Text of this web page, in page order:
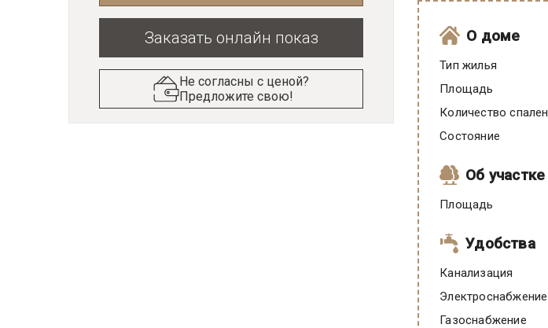
Заказать онлайн показ
Не согласны с ценой?
Предложите свою!
О доме
Тип жилья
Площадь
Количество спален
Состояние
Об участке
Площадь
Удобства
Канализация
Электроснабжение
Газоснабжение